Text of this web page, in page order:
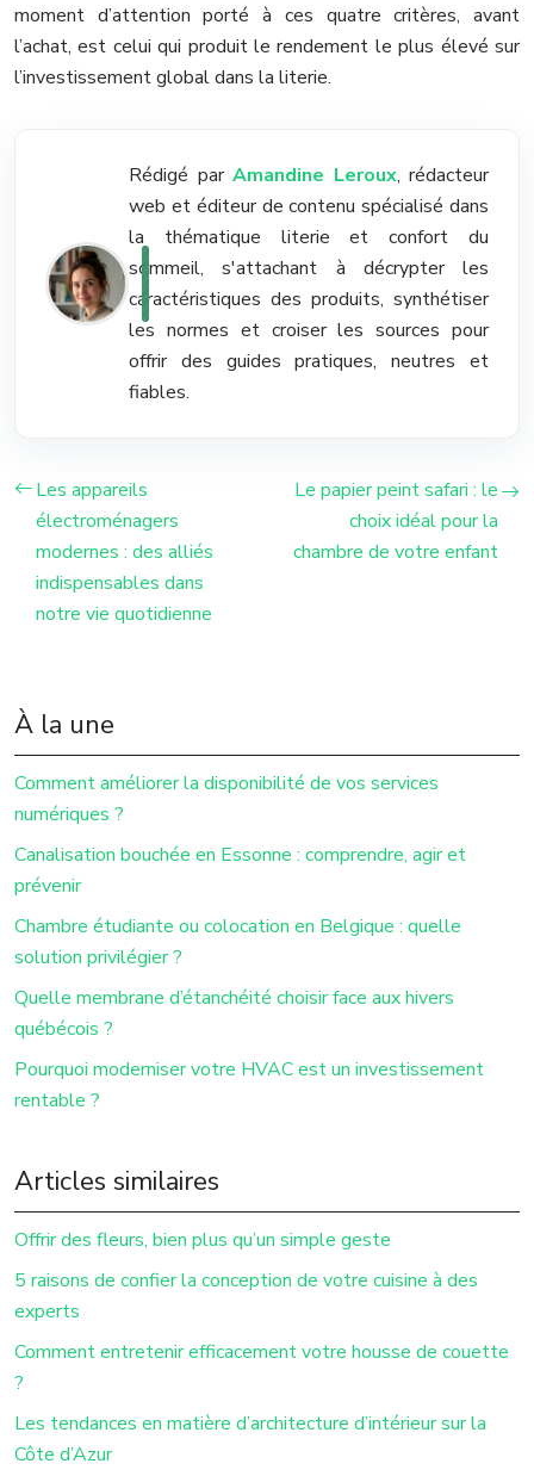
moment d’attention porté à ces quatre critères, avant
l’achat, est celui qui produit le rendement le plus élevé sur
l’investissement global dans la literie.
Rédigé par Amandine Leroux, rédacteur
web et éditeur de contenu spécialisé dans
la thématique literie et confort du
sommeil, s'attachant à décrypter les
caractéristiques des produits, synthétiser
les normes et croiser les sources pour
offrir des guides pratiques, neutres et
fiables.
Les appareils
électroménagers
modernes : des alliés
indispensables dans
notre vie quotidienne
Le papier peint safari : le
choix idéal pour la
chambre de votre enfant
À la une
Comment améliorer la disponibilité de vos services
numériques ?
Canalisation bouchée en Essonne : comprendre, agir et
prévenir
Chambre étudiante ou colocation en Belgique : quelle
solution privilégier ?
Quelle membrane d’étanchéité choisir face aux hivers
québécois ?
Pourquoi moderniser votre HVAC est un investissement
rentable ?
Articles similaires
Offrir des fleurs, bien plus qu’un simple geste
5 raisons de confier la conception de votre cuisine à des
experts
Comment entretenir efficacement votre housse de couette
?
Les tendances en matière d’architecture d’intérieur sur la
Côte d’Azur